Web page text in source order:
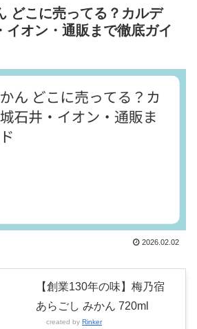
どこに売ってる？カルデ
イオン・通販まで徹底ガイ
2026.02.02
【創業130年の味】梅乃宿
あらごし みかん 720ml
created by Rinker